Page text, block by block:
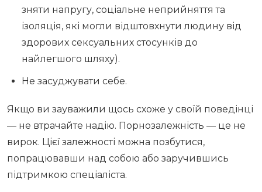
зняти напругу, соціальне неприйняття та
ізоляція, які могли відштовхнути людину від
здорових сексуальних стосунків до
найлегшого шляху).
Не засуджувати себе.
Якщо ви зауважили щось схоже у своїй поведінці
— не втрачайте надію. Порнозалежність — це не
вирок. Цієї залежності можна позбутися,
попрацювавши над собою або заручившись
підтримкою спеціаліста.